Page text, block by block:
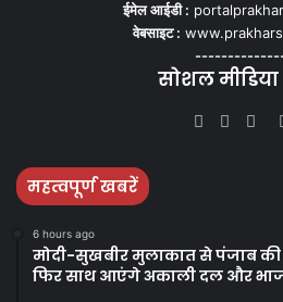
ईमेल आईडी :
वेबसाइट :
सोशल
महत्वपूर्ण खबरें
6 hours ago
मोदी-सुखबीर मुलाकात से पंजाब
फिर साथ आएंगे अकाली दल और